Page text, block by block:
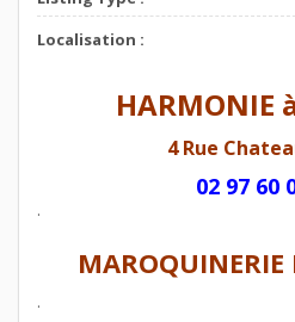
Localisation :
HARMONIE
4 Rue
02 97 60
.
MAROQUINERIE
.